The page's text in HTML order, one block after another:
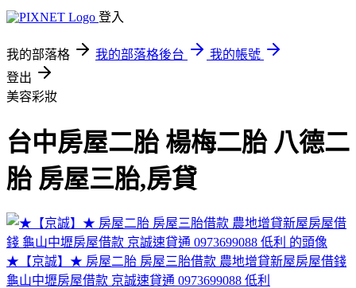
登入
我的部落格 我的部落格後台
我的帳號
登出
美容彩妝
台中房屋二胎 楊梅二胎 八德二
胎 房屋三胎,房貸
★【京誠】★ 房屋二胎 房屋三胎借款 農地增貸新屋房屋借錢
龜山中壢房屋借款 京誠速貸通 0973699088 低利